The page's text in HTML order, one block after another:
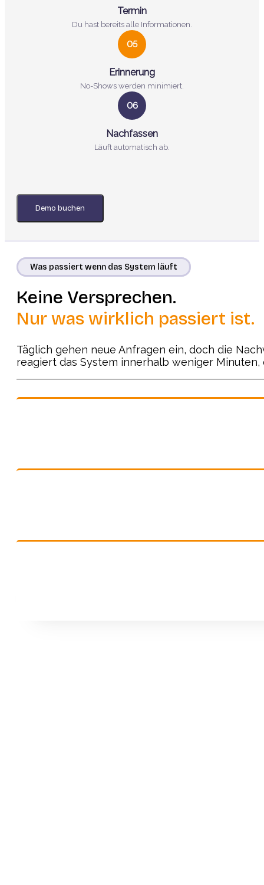
Termin
Du hast bereits alle Informationen.
05
Erinnerung
No-Shows werden minimiert.
06
Nachfassen
Läuft automatisch ab.
Demo buchen
Was passiert wenn das System läuft
Keine Versprechen.
Nur was wirklich passiert ist.
Täglich gehen neue Anfragen ein, doch die
reagiert das System innerhalb weniger